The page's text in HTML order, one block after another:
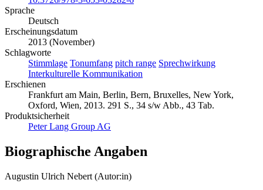
Sprache
Deutsch
Erscheinungsdatum
2013 (November)
Schlagworte
Stimmlage Tonumfang pitch range Sprechwirkung
Interkulturelle Kommunikation
Erschienen
Frankfurt am Main, Berlin, Bern, Bruxelles, New York,
Oxford, Wien, 2013. 291 S., 34 s/w Abb., 43 Tab.
Produktsicherheit
Peter Lang Group AG
Biographische Angaben
Augustin Ulrich Nebert (Autor:in)